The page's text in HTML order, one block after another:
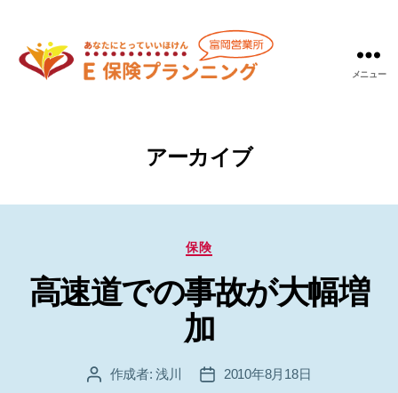
ニ
岡
営
メニュー
アーカイブ
カ
ゴ
リ
ー
保険
高速道での事故が大幅増
加
投 作成者:浅川
投
2010年8月18日